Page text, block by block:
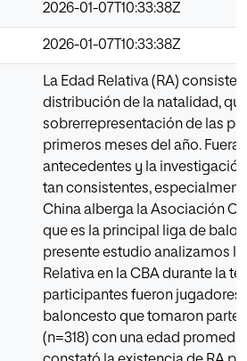
2026-01-07T10:33:38Z
2026-01-07T10:33:38Z
La Edad Relativa (RA) consiste
distribución de la natalidad,
sobrerrepresentación de las
primeros meses del año. Fuera
antecedentes y la
tan consistentes,
China alberga la Asociación
que es la principal liga de
presente estudio analizamos
Relativa en la CBA durante la
participantes fueron jugadores
baloncesto que tomaron
(n=318) con una edad promedio